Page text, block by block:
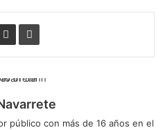
público con más de 16 años en el